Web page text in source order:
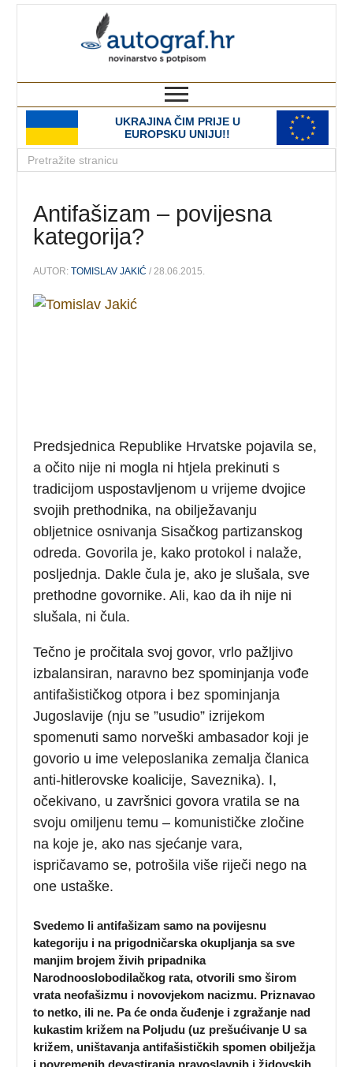
UKRAJINA ČIM PRIJE U
EUROPSKU UNIJU!!
Antifašizam – povijesna
kategorija?
AUTOR:TOMISLAV JAKIĆ / 28.06.2015.
Predsjednica Republike Hrvatske pojavila se,
a očito nije ni mogla ni htjela prekinuti s
tradicijom uspostavljenom u vrijeme dvojice
svojih prethodnika, na obilježavanju
obljetnice osnivanja Sisačkog partizanskog
odreda. Govorila je, kako protokol i nalaže,
posljednja. Dakle čula je, ako je slušala, sve
prethodne govornike. Ali, kao da ih nije ni
slušala, ni čula.
Tečno je pročitala svoj govor, vrlo pažljivo
izbalansiran, naravno bez spominjanja vođe
antifašističkog otpora i bez spominjanja
Jugoslavije (nju se ”usudio” izrijekom
spomenuti samo norveški ambasador koji je
govorio u ime veleposlanika zemalja članica
anti-hitlerovske koalicije, Saveznika). I,
očekivano, u završnici govora vratila se na
svoju omiljenu temu – komunističke zločine
na koje je, ako nas sjećanje vara,
ispričavamo se, potrošila više riječi nego na
one ustaške.
Svedemo li antifašizam samo na povijesnu
kategoriju i na prigodničarska okupljanja sa sve
manjim brojem živih pripadnika
Narodnooslobodilačkog rata, otvorili smo širom
vrata neofašizmu i novovjekom nacizmu. Priznavao
to netko, ili ne. Pa će onda čuđenje i zgražanje nad
kukastim križem na Poljudu (uz prešućivanje U sa
križem, uništavanja antifašističkih spomen obilježja
i povremenih devastiranja pravoslavnih i židovskih